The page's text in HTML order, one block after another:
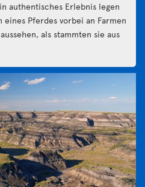
authentisches Erlebnis legen
eines Pferdes vorbei an Farmen
als stammten sie aus